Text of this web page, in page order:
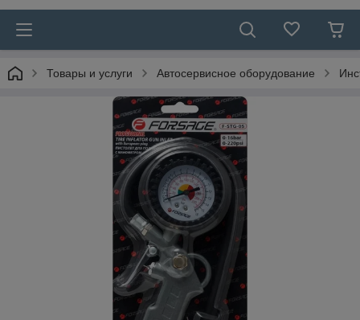
Товары и услуги Автосервисное оборудование